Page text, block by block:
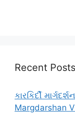
Recent Posts
કારકિર્દી
Margdarshan